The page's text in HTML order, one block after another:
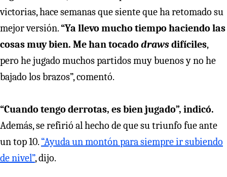
victorias, hace semanas que siente que ha retomado su
mejor versión.“Ya llevo mucho tiempo haciendo las
cosas muy bien. Me han tocado drawsdifíciles,
pero he jugado muchos partidos muy buenos y no he
bajado los brazos”, comentó.
“Cuando tengo derrotas, es bien jugado”, indicó.
Además, se refirió al hecho de que su triunfo fue ante
un top 10. “Ayuda un montón para siempre ir subiendo
de nivel”, dijo.